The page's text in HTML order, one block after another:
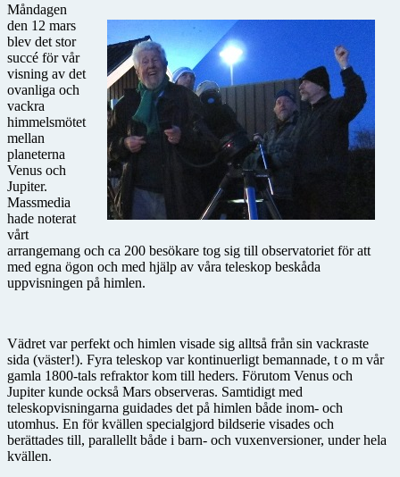
Måndagen
den 12 mars
blev det stor
succé för vår
visning av det
ovanliga och
vackra
himmelsmötet
mellan
planeterna
Venus och
Jupiter.
Massmedia
hade noterat
vårt
arrangemang och ca 200 besökare tog sig till observatoriet för att
med egna ögon och med hjälp av våra teleskop beskåda
uppvisningen på himlen.
Vädret var perfekt och himlen visade sig alltså från sin vackraste
sida (väster!). Fyra teleskop var kontinuerligt bemannade, t o m vår
gamla 1800-tals refraktor kom till heders. Förutom Venus och
Jupiter kunde också Mars observeras. Samtidigt med
teleskopvisningarna guidades det på himlen både inom- och
utomhus. En för kvällen specialgjord bildserie visades och
berättades till, parallellt både i barn- och vuxenversioner, under hela
kvällen.